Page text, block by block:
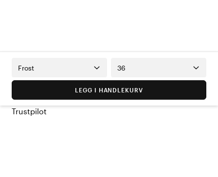
Frost 36
LEGG I HANDLEKURV
Trustpilot